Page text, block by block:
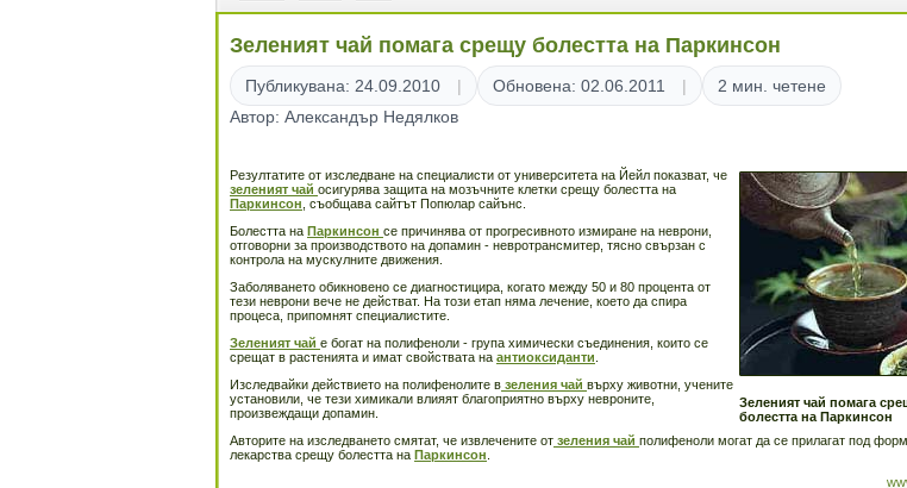
Зеленият чай помага срещу болестта на Паркинсон
Публикувана: 24.09.2010 Обновена: 02.06.2011
2 мин. четене
Автор: Александър Недялков
Зеленият чай помага
болестта на Паркинсон
Резултатите от изследване на специалисти от университета на Йейл показват, че
зеленият чай осигурява защита на мозъчните клетки срещу болестта на
Паркинсон , съобщава сайтът Попюлар сайънс.
Болестта на Паркинсон се причинява от прогресивното измиране на неврони,
отговорни за производството на допамин - невротрансмитер, тясно свързан с
контрола на мускулните движения.
Заболяването обикновено се диагностицира, когато между 50 и 80 процента от
тези неврони вече не действат. На този етап няма лечение, което да спира
процеса, припомнят специалистите.
Зеленият чай е богат на полифеноли - група химически съединения, които се
срещат в растенията и имат свойствата на антиоксиданти
Изследвайки действието на полифенолите в зеления чай върху животни, учените
установили, че тези химикали влияят благоприятно върху невроните,
произвеждащи допамин.
Авторите на изследването смятат, че извлечените от зеления чай полифеноли могат да се прилагат под
лекарства срещу болестта на Паркинсон